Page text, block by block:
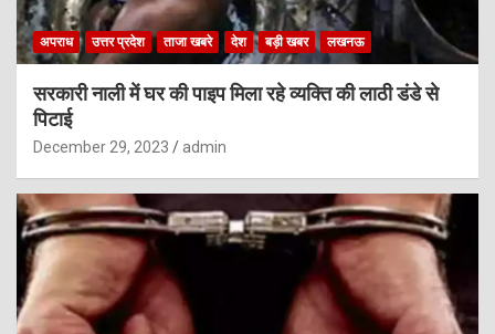
अपराध उत्तर प्रदेश ताजा खबरे देश बड़ी खबर लखनऊ
सरकारी नाली में घर की पाइप मिला रहे व्यक्ति की लाठी डंडे से
पिटाई
December 29, 2023 admin